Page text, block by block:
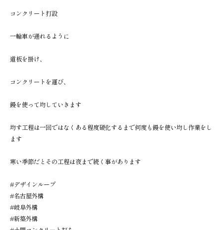
コンクリート打設
一輪車が通れるように
道板を掛け、
コンクリートを運び、
鏝を使って均していきます
均す工程は一回ではなくある程度硬化するまで何度も鏝を使い均し作業をし
ます
寒い季節だとその工程は夜まで続く事があります
#デザインループ
#名古屋外構
#岐阜外構
#新築外構